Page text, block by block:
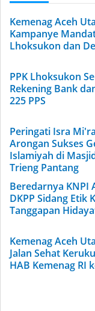
Kemenag Aceh
Kampanye
Lhoksukon dan
PPK Lhoksukon
Rekening Bank
225 PPS
Peringati Isra
Arongan Sukses
Islamiyah di
Trieng Pantang
Beredarnya KNPI
DKPP Sidang Etik
Tanggapan
Kemenag Aceh
Jalan Sehat
HAB Kemenag RI